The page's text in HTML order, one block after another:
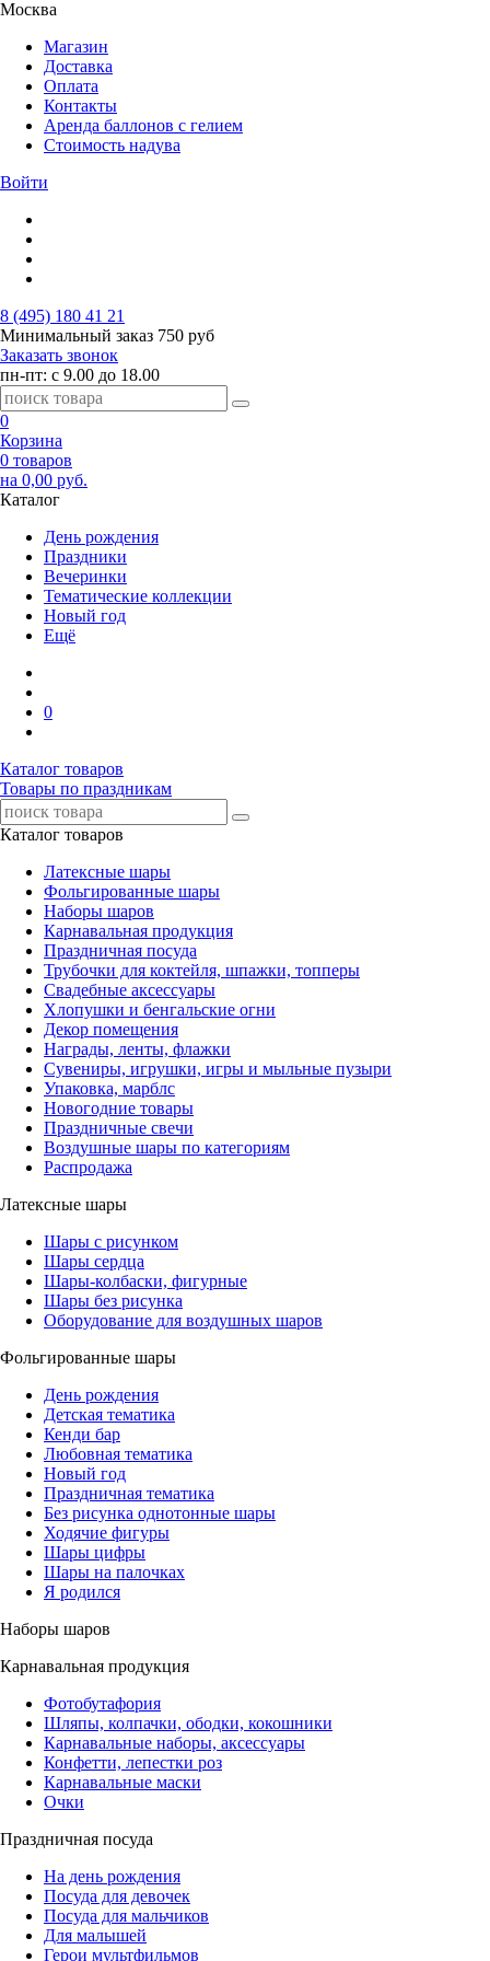
Москва
Магазин
Доставка
Оплата
Контакты
Аренда баллонов с гелием
Стоимость надува
Войти
8 (495) 180 41 21
Минимальный заказ 750 руб
Заказать звонок
пн-пт: с 9.00 до 18.00
0
Корзина
0 товаров
на 0,00 руб.
Каталог
День рождения
Праздники
Вечеринки
Тематические коллекции
Новый год
Ещё
0
Каталог товаров
Товары по праздникам
Каталог товаров
Латексные шары
Фольгированные шары
Наборы шаров
Карнавальная продукция
Праздничная посуда
Трубочки для коктейля, шпажки, топперы
Свадебные аксессуары
Хлопушки и бенгальские огни
Декор помещения
Награды, ленты, флажки
Сувениры, игрушки, игры и мыльные пузыри
Упаковка, марблс
Новогодние товары
Праздничные свечи
Воздушные шары по категориям
Распродажа
Латексные шары
Шары с рисунком
Шары сердца
Шары-колбаски, фигурные
Шары без рисунка
Оборудование для воздушных шаров
Фольгированные шары
День рождения
Детская тематика
Кенди бар
Любовная тематика
Новый год
Праздничная тематика
Без рисунка однотонные шары
Ходячие фигуры
Шары цифры
Шары на палочках
Я родился
Наборы шаров
Карнавальная продукция
Фотобутафория
Шляпы, колпачки, ободки, кокошники
Карнавальные наборы, аксессуары
Конфетти, лепестки роз
Карнавальные маски
Очки
Праздничная посуда
На день рождения
Посуда для девочек
Посуда для мальчиков
Для малышей
Герои мультфильмов